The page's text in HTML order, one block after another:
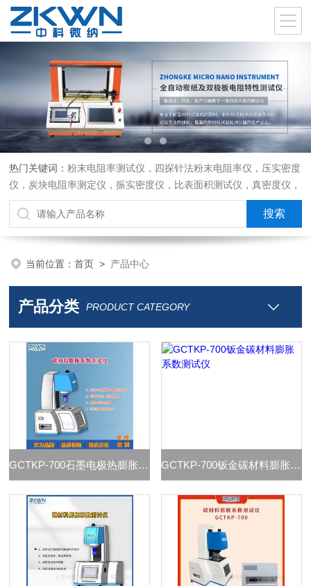
热门关键词：粉末电阻率测试仪，四探针法粉末电阻率仪，压实密度
仪，炭块电阻率测定仪，振实密度仪，比表面积测试仪，真密度仪，
炭块热膨胀仪，炭块透气率仪，炭块二氧化碳反应测定仪
当前位置：首页 > 产品中心
产品分类 PRODUCT CATEGORY
GCTKP-700石墨电极热膨胀系数测定方法 GCTKP-700钣金碳材料膨胀系数测试仪